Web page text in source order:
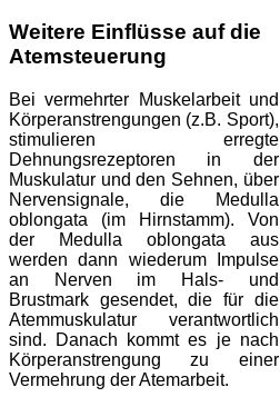
Weitere Einflüsse auf die
Atemsteuerung
Bei vermehrter Muskelarbeit und
Körperanstrengungen (z.B. Sport),
stimulieren erregte
Dehnungsrezeptoren in der
Muskulatur und den Sehnen, über
Nervensignale, die Medulla
oblongata (im Hirnstamm). Von
der Medulla oblongata aus
werden dann wiederum Impulse
an Nerven im Hals- und
Brustmark gesendet, die für die
Atemmuskulatur verantwortlich
sind. Danach kommt es je nach
Körperanstrengung zu einer
Vermehrung der Atemarbeit.